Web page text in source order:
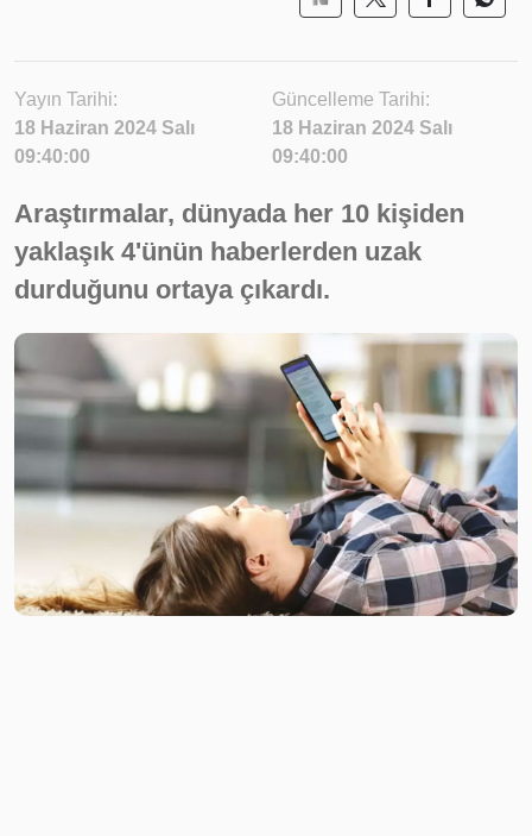
Yayın Tarihi:
18 Haziran 2024 Salı
09:40:00
Güncelleme Tarihi:
18 Haziran 2024 Salı
09:40:00
Araştırmalar, dünyada her 10 kişiden
yaklaşık 4'ünün haberlerden uzak
durduğunu ortaya çıkardı.